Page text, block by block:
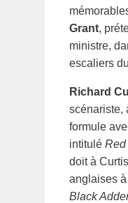
Grant,
ministre,
escaliers
Richard
scénariste,
formule
intitulé Red
doit à
anglaises
Black